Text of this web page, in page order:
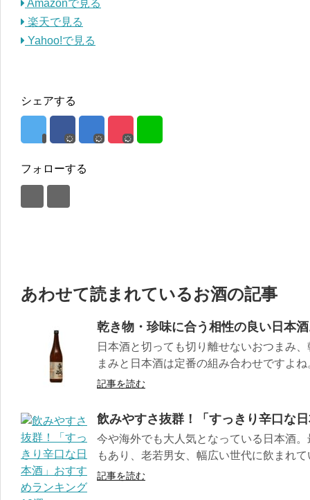
Amazonで見る
楽天で見る
Yahoo!で見る
シェアする
フォローする
あわせて読まれているお酒の記事
乾き物・珍味に合う相性の良い日本
日本酒と切っても切り離せないおつまみ
まみと日本酒は定番の組み合わせですよ
記事を読む
飲みやすさ抜群！「すっきり辛口な
今や海外でも大人気となっている日本酒
もあり、老若男女、幅広い世代に飲まれ
記事を読む